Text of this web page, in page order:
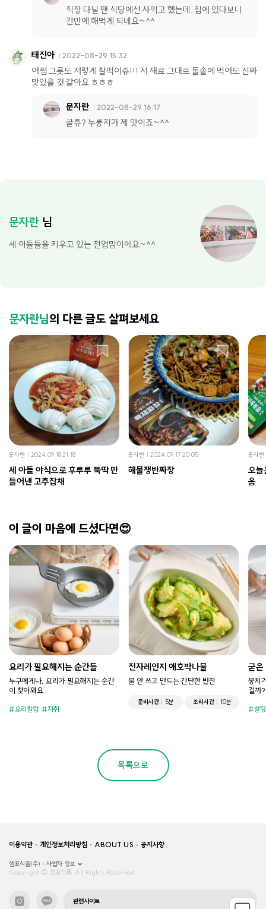
직장 다닐 땐 식당에선 사먹고 했는데..집에 있다보니
간만에 해먹게 되네요~^^
태진아 2022-08-29 15:32
어쩜 그릇도 저렇게 찰떡이쥬!!! 저 재료 그대로 돌솥에 먹어도 진짜
맛있을 것 같아요 ㅎㅎㅎ
문자란 2022-08-29 16:17
글츄? 누룽지가 제 맛이죠~^^
문자란 님
세 아들들을 키우고 있는 전업맘이에요~^^
문자란님의 다른 글도 살펴보세요
문자란 2024.09.18 21:18
세 아들 야식으로 후루루 뚝딱 만
들어낸 고추잡채
문자란 2024.09.17 20:05
해물쟁반짜장
문자란
오늘
음
이 글이 마음에 드셨다면😍
요리가 필요해지는 순간들
누구에게나, 요리가 필요해지는 순간
이 찾아와요.
요리칼럼 자취
전자레인지 애호박나물
불 안 쓰고 만드는 간단한 반찬
준비시간 5분 조리시간 10분
굳은
뭉치
걸까?
설탕
목록으로
이용약관 개인정보처리방침 ABOUT US 공지사항
샘표식품(주)
사업자 정보
Copyright © 샘표식품, All Rights Reserved.
관련사이트